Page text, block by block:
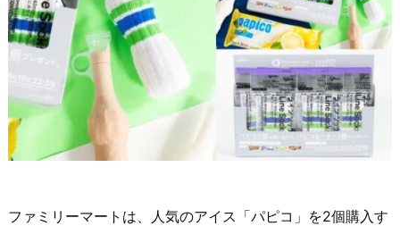
ファミリーマートは、人気のアイス「パピコ」を2個購入す